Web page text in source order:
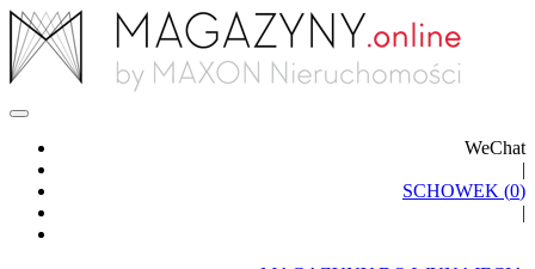
WeChat
|
SCHOWEK (0)
|